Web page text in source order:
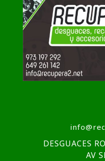
DESGUACES
AV